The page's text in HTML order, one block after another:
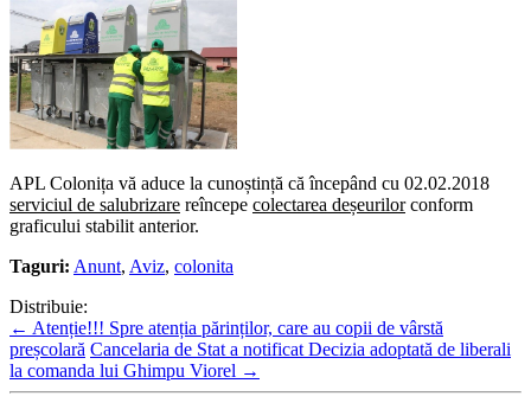
APL Colonița vă aduce la cunoștință că începând cu 02.02.2018
serviciul de salubrizare reîncepe colectarea deșeurilorconform
graficului stabilit anterior.
Taguri: Anunt, Aviz, colonita
Distribuie:
← Atenție!!! Spre atenția părinților, care au copii de vârstă
preșcolară Cancelaria de Stat a notificat Decizia adoptată de liberali
la comanda lui Ghimpu Viorel →